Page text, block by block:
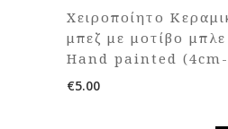
Χειροποίητο
μπεζ με μοτίβο
Hand painted
€5.00